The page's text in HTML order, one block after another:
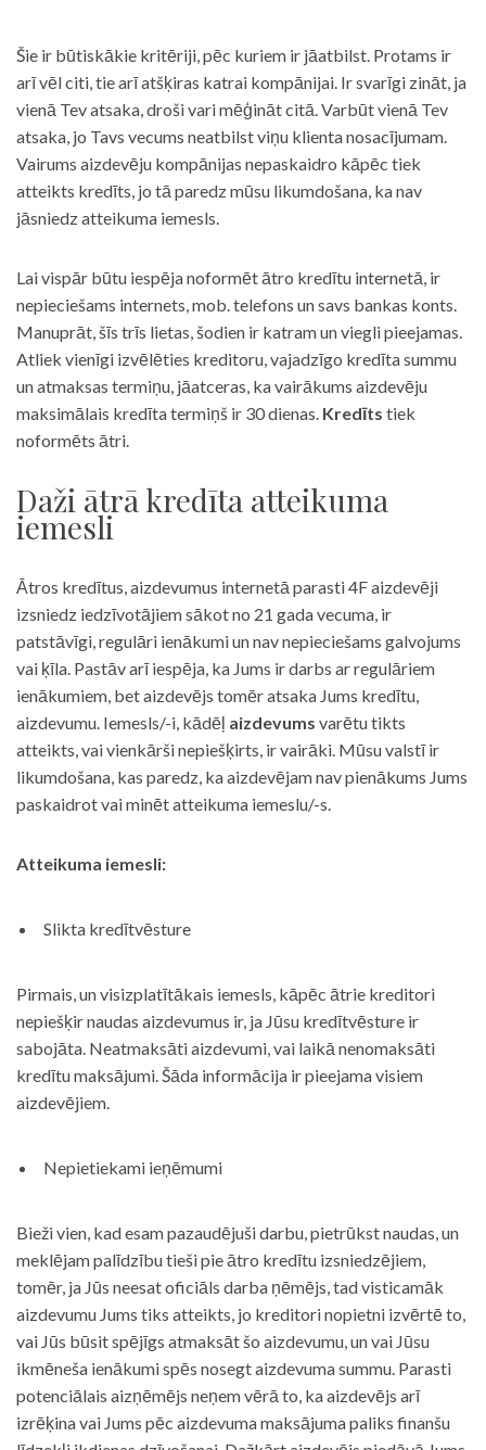
Šie ir būtiskākie kritēriji, pēc kuriem ir jāatbilst. Protams ir
arī vēl citi, tie arī atšķiras katrai kompānijai. Ir svarīgi zināt, ja
vienā Tev atsaka, droši vari mēģināt citā. Varbūt vienā Tev
atsaka, jo Tavs vecums neatbilst viņu klienta nosacījumam.
Vairums aizdevēju kompānijas nepaskaidro kāpēc tiek
atteikts kredīts, jo tā paredz mūsu likumdošana, ka nav
jāsniedz atteikuma iemesls.
Lai vispār būtu iespēja noformēt ātro kredītu internetā, ir
nepieciešams internets, mob. telefons un savs bankas konts.
Manuprāt, šīs trīs lietas, šodien ir katram un viegli pieejamas.
Atliek vienīgi izvēlēties kreditoru, vajadzīgo kredīta summu
un atmaksas termiņu, jāatceras, ka vairākums aizdevēju
maksimālais kredīta termiņš ir 30 dienas. Kredīts tiek
noformēts ātri.
Daži ātrā kredīta atteikuma
iemesli
Ātros kredītus, aizdevumus internetā parasti 4F aizdevēji
izsniedz iedzīvotājiem sākot no 21 gada vecuma, ir
patstāvīgi, regulāri ienākumi un nav nepieciešams galvojums
vai ķīla. Pastāv arī iespēja, ka Jums ir darbs ar regulāriem
ienākumiem, bet aizdevējs tomēr atsaka Jums kredītu,
aizdevumu. Iemesls/-i, kādēļ aizdevums varētu tikts
atteikts, vai vienkārši nepiešķirts, ir vairāki. Mūsu valstī ir
likumdošana, kas paredz, ka aizdevējam nav pienākums Jums
paskaidrot vai minēt atteikuma iemeslu/-s.
Atteikuma iemesli:
Slikta kredītvēsture
Pirmais, un visizplatītākais iemesls, kāpēc ātrie kreditori
nepiešķir naudas aizdevumus ir, ja Jūsu kredītvēsture ir
sabojāta. Neatmaksāti aizdevumi, vai laikā nenomaksāti
kredītu maksājumi. Šāda informācija ir pieejama visiem
aizdevējiem.
Nepietiekami ieņēmumi
Bieži vien, kad esam pazaudējuši darbu, pietrūkst naudas, un
meklējam palīdzību tieši pie ātro kredītu izsniedzējiem,
tomēr, ja Jūs neesat oficiāls darba ņēmējs, tad visticamāk
aizdevumu Jums tiks atteikts, jo kreditori nopietni izvērtē to,
vai Jūs būsit spējīgs atmaksāt šo aizdevumu, un vai Jūsu
ikmēneša ienākumi spēs nosegt aizdevuma summu. Parasti
potenciālais aizņēmējs neņem vērā to, ka aizdevējs arī
izrēķina vai Jums pēc aizdevuma maksājuma paliks finanšu